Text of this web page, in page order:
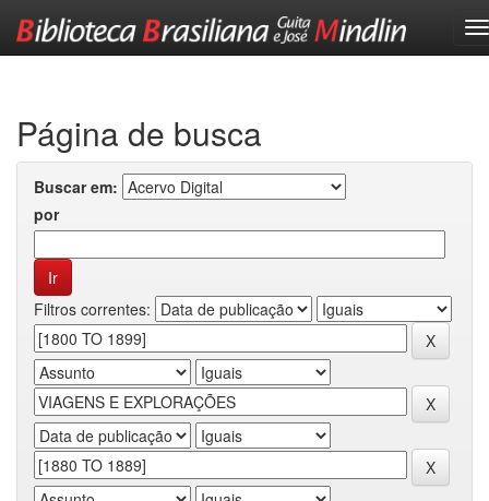
Página de busca
Buscar em:
por
Filtros correntes: